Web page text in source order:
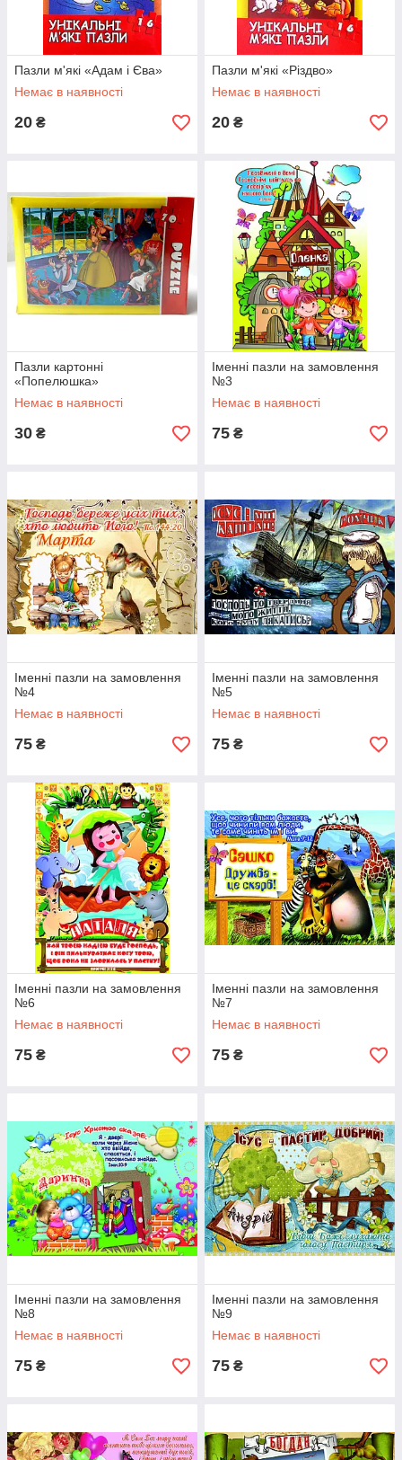
Пазли м'які «Адам і Єва»
Немає в наявності
20 ₴
Пазли м'які «Різдво»
Немає в наявності
20 ₴
Пазли картонні
«Попелюшка»
Немає в наявності
30 ₴
Іменні пазли на замовлення
№3
Немає в наявності
75 ₴
Іменні пазли на замовлення
№4
Немає в наявності
75 ₴
Іменні пазли на замовлення
№5
Немає в наявності
75 ₴
Іменні пазли на замовлення
№6
Немає в наявності
75 ₴
Іменні пазли на замовлення
№7
Немає в наявності
75 ₴
Іменні пазли на замовлення
№8
Немає в наявності
75 ₴
Іменні пазли на замовлення
№9
Немає в наявності
75 ₴